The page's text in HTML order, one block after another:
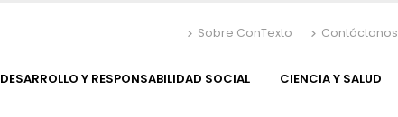
Sobre ConTexto Contáctanos
DESARROLLO Y RESPONSABILIDAD SOCIAL CIENCIA Y SALUD